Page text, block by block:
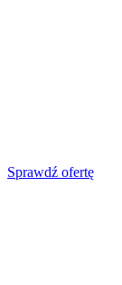
Sprawdź ofertę